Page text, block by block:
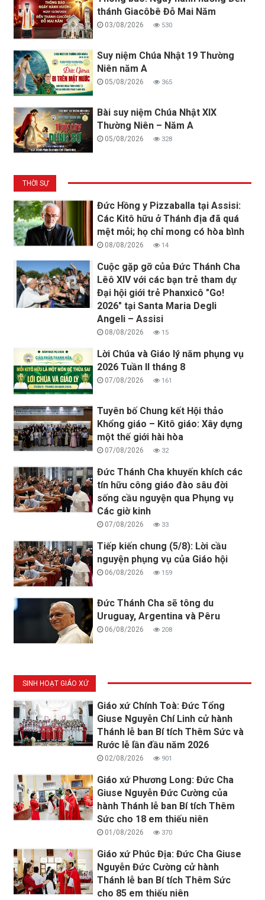
thánh Giacôbê Đỗ Mai Năm
03/08/2026 530
Suy niệm Chúa Nhật 19 Thường
Niên năm A
05/08/2026 365
Bài suy niệm Chúa Nhật XIX
Thường Niên – Năm A
05/08/2026 328
THỜI SỰ
Đức Hồng y Pizzaballa tại Assisi:
Các Kitô hữu ở Thánh địa đã quá
mệt mỏi; họ chỉ mong có hòa bình
08/08/2026 14
Cuộc gặp gỡ của Đức Thánh Cha
Lêô XIV với các bạn trẻ tham dự
Đại hội giới trẻ Phanxicô "Go!
2026" tại Santa Maria Degli
Angeli – Assisi
08/08/2026 15
Lời Chúa và Giáo lý năm phụng vụ
2026 Tuần II tháng 8
07/08/2026 161
Tuyên bố Chung kết Hội thảo
Khổng giáo – Kitô giáo: Xây dựng
một thế giới hài hòa
07/08/2026 32
Đức Thánh Cha khuyến khích các
tín hữu công giáo đào sâu đời
sống cầu nguyện qua Phụng vụ
Các giờ kinh
07/08/2026 33
Tiếp kiến chung (5/8): Lời cầu
nguyện phụng vụ của Giáo hội
06/08/2026 159
Đức Thánh Cha sẽ tông du
Uruguay, Argentina và Pêru
06/08/2026 208
SINH HOẠT GIÁO XỨ
Giáo xứ Chính Toà: Đức Tổng
Giuse Nguyễn Chí Linh cử hành
Thánh lễ ban Bí tích Thêm Sức và
Rước lễ lần đầu năm 2026
02/08/2026 901
Giáo xứ Phương Long: Đức Cha
Giuse Nguyễn Đức Cường của
hành Thánh lễ ban Bí tích Thêm
Sức cho 18 em thiếu niên
01/08/2026 370
Giáo xứ Phúc Địa: Đức Cha Giuse
Nguyễn Đức Cường cử hành
Thánh lễ ban Bí tích Thêm Sức
cho 85 em thiếu niên